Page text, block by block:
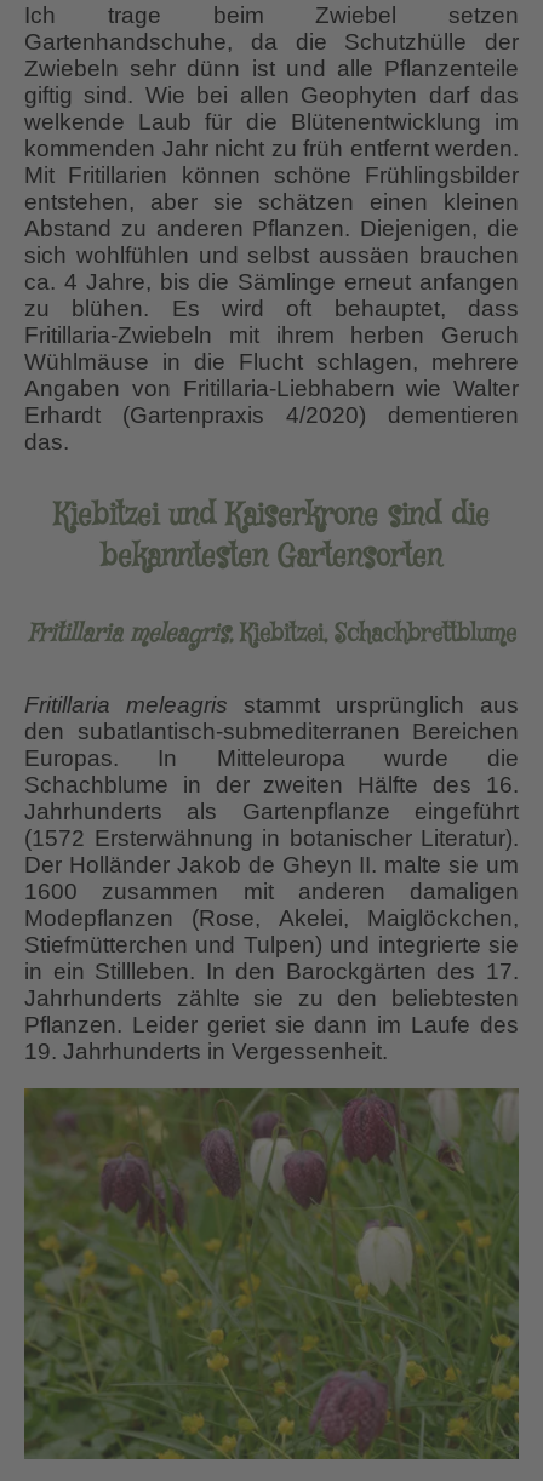
Ich trage beim Zwiebel setzen
Gartenhandschuhe, da die Schutzhülle der
Zwiebeln sehr dünn ist und alle Pflanzenteile
giftig sind. Wie bei allen Geophyten darf das
welkende Laub für die Blütenentwicklung im
kommenden Jahr nicht zu früh entfernt werden.
Mit Fritillarien können schöne Frühlingsbilder
entstehen, aber sie schätzen einen kleinen
Abstand zu anderen Pflanzen. Diejenigen, die
sich wohlfühlen und selbst aussäen brauchen
ca. 4 Jahre, bis die Sämlinge erneut anfangen
zu blühen. Es wird oft behauptet, dass
Fritillaria-Zwiebeln mit ihrem herben Geruch
Wühlmäuse in die Flucht schlagen, mehrere
Angaben von Fritillaria-Liebhabern wie Walter
Erhardt (Gartenpraxis 4/2020) dementieren
das.
Kiebitzei und Kaiserkrone sind die
bekanntesten Gartensorten
Fritillaria meleagris,Kiebitzei, Schachbrettblume
Fritillaria meleagris stammt ursprünglich aus
den subatlantisch-submediterranen Bereichen
Europas. In Mitteleuropa wurde die
Schachblume in der zweiten Hälfte des 16.
Jahrhunderts als Gartenpflanze eingeführt
(1572 Ersterwähnung in botanischer Literatur).
Der Holländer Jakob de Gheyn II. malte sie um
1600 zusammen mit anderen damaligen
Modepflanzen (Rose, Akelei, Maiglöckchen,
Stiefmütterchen und Tulpen) und integrierte sie
in ein Stillleben. In den Barockgärten des 17.
Jahrhunderts zählte sie zu den beliebtesten
Pflanzen. Leider geriet sie dann im Laufe des
19. Jahrhunderts in Vergessenheit.